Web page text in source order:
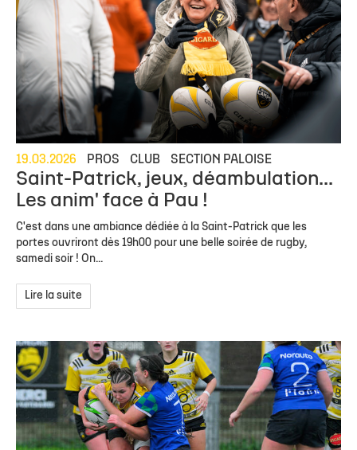
19.03.2026 PROS CLUB SECTION PALOISE
Saint-Patrick, jeux, déambulation...
Les anim' face à Pau !
C'est dans une ambiance dédiée à la Saint-Patrick que les
portes ouvriront dès 19h00 pour une belle soirée de rugby,
samedi soir ! On...
Lire la suite